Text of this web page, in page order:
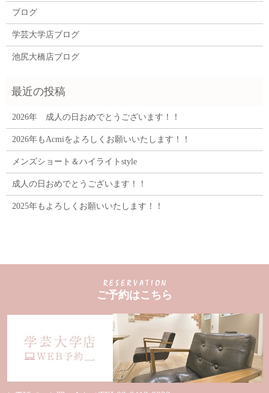
ブログ
学芸大学店ブログ
池尻大橋店ブログ
2026年 成人の日おめでとうございます！！
2026年もAcmiをよろしくお願いいたします！！
メンズショート＆ハイライトstyle
成人の日おめでとうございます！！
2025年もよろしくお願いいたします！！
ご予約はこちら